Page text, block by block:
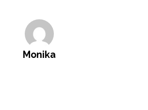
Monika